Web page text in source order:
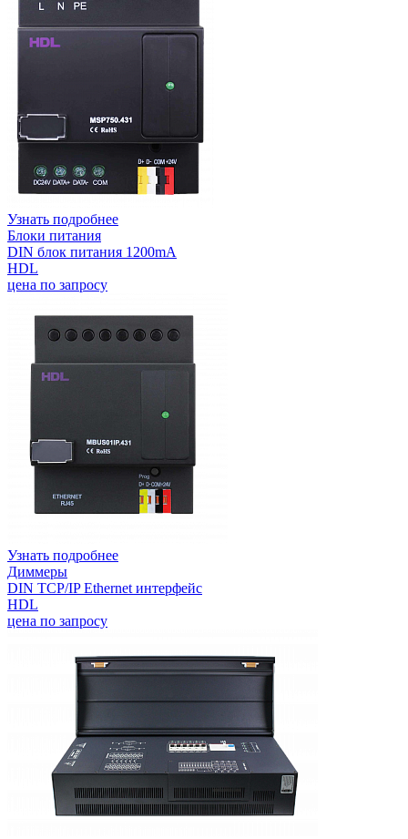
Узнать подробнее
Блоки питания
DIN блок питания 1200mA
HDL
цена по запросу
Узнать подробнее
Диммеры
DIN TCP/IP Ethernet интерфейс
HDL
цена по запросу